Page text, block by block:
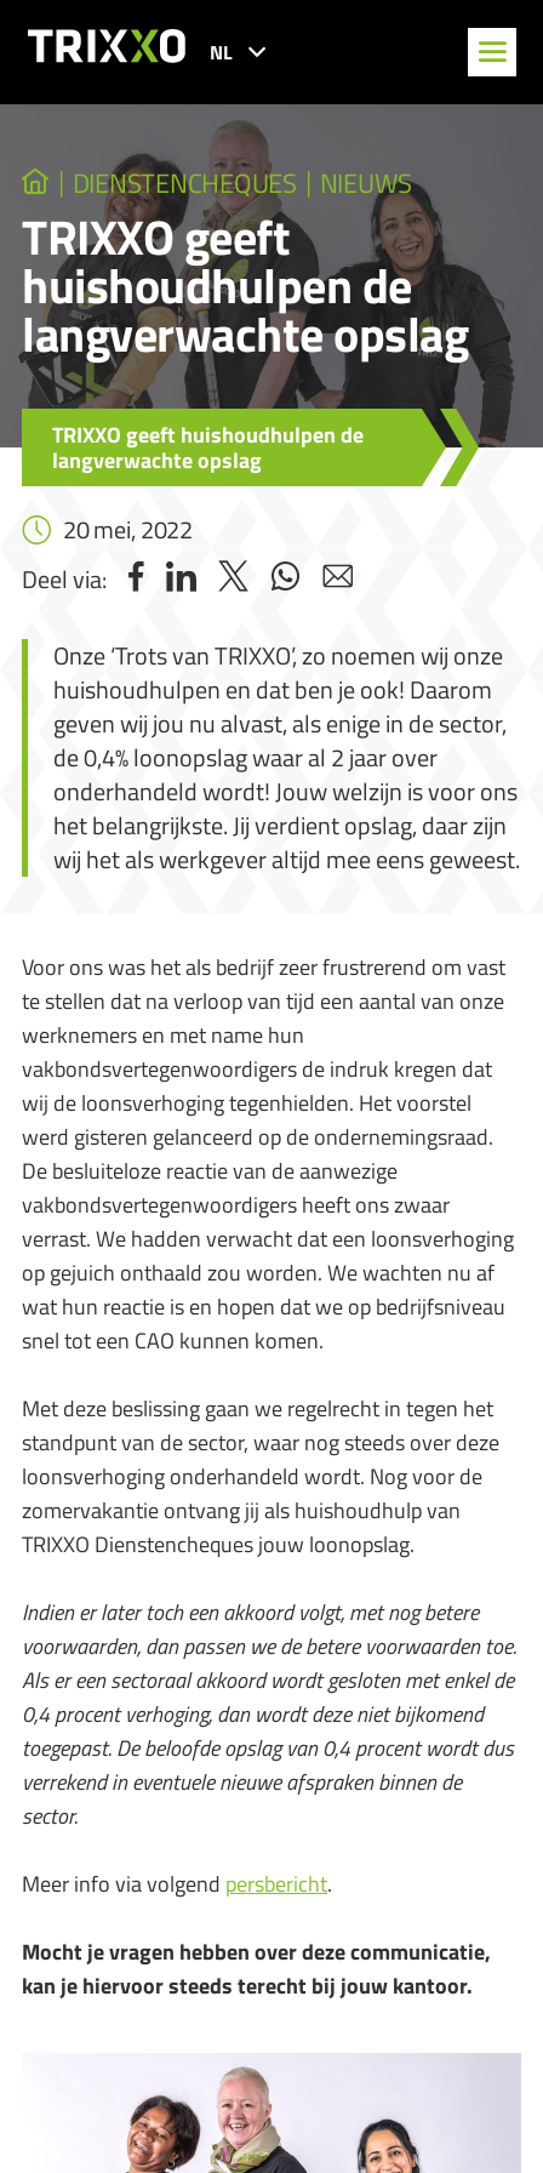
NL
DIENSTENCHEQUES NIEUWS
TRIXXO geeft
huishoudhulpen de
langverwachte opslag
TRIXXO geeft huishoudhulpen de
langverwachte opslag
20 mei, 2022
Deel via:
Onze ‘Trots van TRIXXO’, zo noemen wij onze
huishoudhulpen en dat ben je ook! Daarom
geven wij jou nu alvast, als enige in de sector,
de 0,4% loonopslag waar al 2 jaar over
onderhandeld wordt! Jouw welzijn is voor ons
het belangrijkste. Jij verdient opslag, daar zijn
wij het als werkgever altijd mee eens geweest.
Voor ons was het als bedrijf zeer frustrerend om vast
te stellen dat na verloop van tijd een aantal van onze
werknemers en met name hun
vakbondsvertegenwoordigers de indruk kregen dat
wij de loonsverhoging tegenhielden. Het voorstel
werd gisteren gelanceerd op de ondernemingsraad.
De besluiteloze reactie van de aanwezige
vakbondsvertegenwoordigers heeft ons zwaar
verrast. We hadden verwacht dat een loonsverhoging
op gejuich onthaald zou worden. We wachten nu af
wat hun reactie is en hopen dat we op bedrijfsniveau
snel tot een CAO kunnen komen.
Met deze beslissing gaan we regelrecht in tegen het
standpunt van de sector, waar nog steeds over deze
loonsverhoging onderhandeld wordt. Nog voor de
zomervakantie ontvang jij als huishoudhulp van
TRIXXO Dienstencheques jouw loonopslag.
Indien er later toch een akkoord volgt, met nog betere
voorwaarden, dan passen we de betere voorwaarden toe.
Als er een sectoraal akkoord wordt gesloten met enkel de
0,4 procent verhoging, dan wordt deze niet bijkomend
toegepast. De beloofde opslag van 0,4 procent wordt dus
verrekend in eventuele nieuwe afspraken binnen de
sector.
Meer info via volgend persbericht.
Mocht je vragen hebben over deze communicatie,
kan je hiervoor steeds terecht bij jouw kantoor.